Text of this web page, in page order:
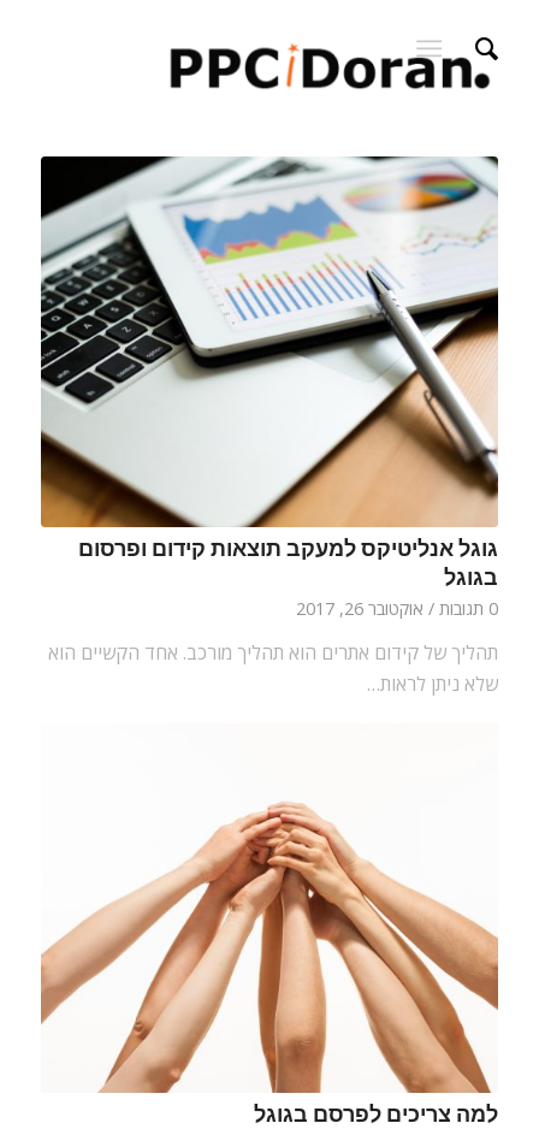
גוגל אנליטיקס למעקב תוצאות קידום ופרסום
בגוגל
0 תגובות / אוקטובר 26, 2017
תהליך של קידום אתרים הוא תהליך מורכב. אחד הקשיים הוא
שלא ניתן לראות…
למה צריכים לפרסם בגוגל